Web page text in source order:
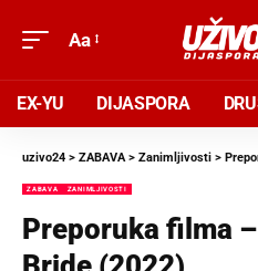
Aa
EX-YU DIJASPORA
uzivo24 > ZABAVA> Zanimljivosti >
ZABAVA ZANIMLJIVOSTI
Preporuka filma